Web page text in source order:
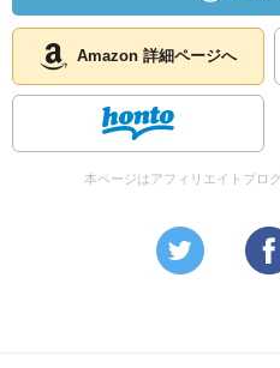
Amazon 詳細ページへ
本ページはアフィリエイトプロ